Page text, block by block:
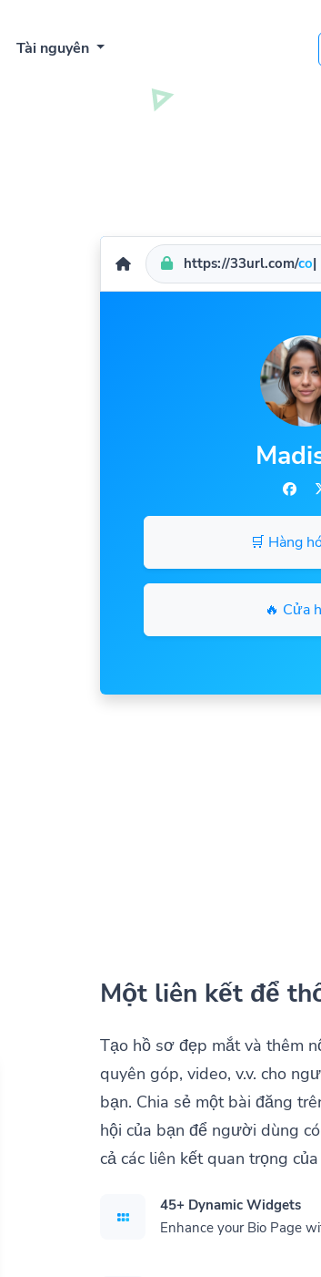
Tài nguyên
https://33url.com/
🛒 Hàng
🔥 Cửa
Một liên kết để
Tạo hồ sơ đẹp mắt và thêm
quyên góp, video, v.v. cho
bạn. Chia sẻ một bài đăng
hội của bạn để người dùng
cả các liên kết quan trọng
45+ Dynamic Widgets
Enhance your Bio Page